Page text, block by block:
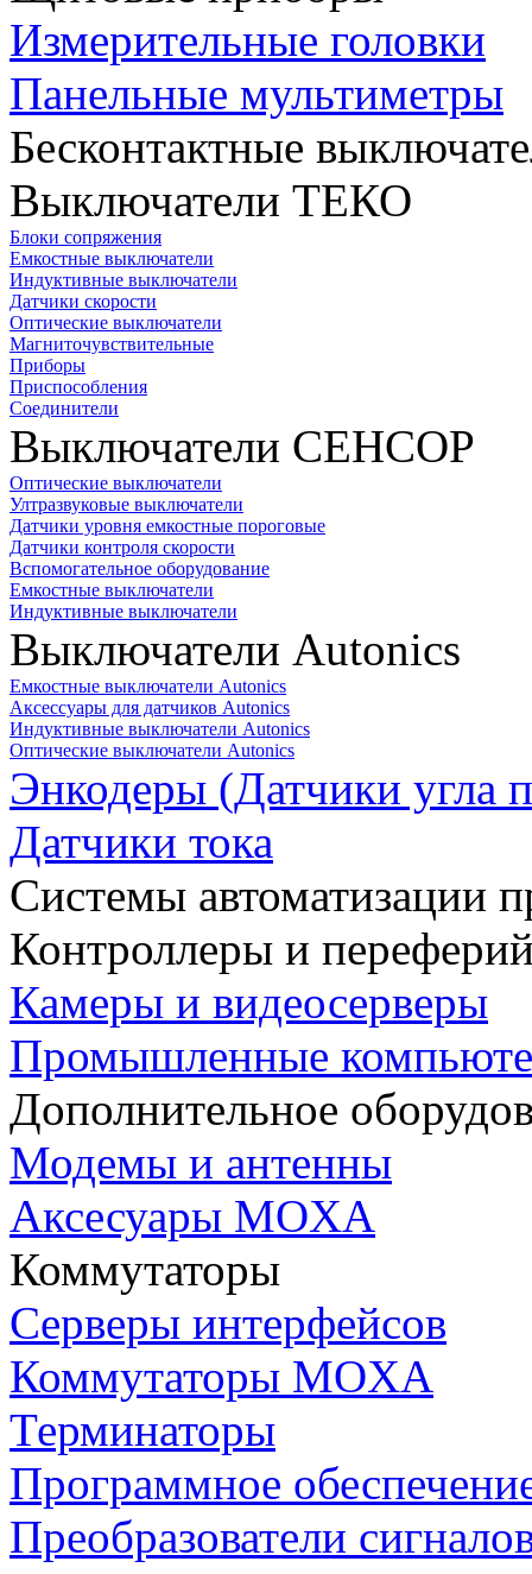
Измерительные головки
Панельные мультиметры
Бесконтактные
Выключатели ТЕКО
Блоки сопряжения
Емкостные выключатели
Индуктивные выключатели
Датчики скорости
Оптические выключатели
Магниточувствительные
Приборы
Приспособления
Соединители
Выключатели СЕНСОР
Оптические выключатели
Ултразвуковые выключатели
Датчики уровня емкостные пороговые
Датчики контроля скорости
Вспомогательное оборудование
Емкостные выключатели
Индуктивные выключатели
Выключатели Autonics
Емкостные выключатели Autonics
Аксессуары для датчиков Autonics
Индуктивные выключатели Autonics
Оптические выключатели Autonics
Энкодеры (Датчики угла
Датчики тока
Системы автоматизации
Контроллеры и
Камеры и видеосерверы
Промышленные
Дополнительное
Модемы и антенны
Аксесуары MOXA
Коммутаторы
Серверы интерфейсов
Коммутаторы MOXA
Терминаторы
Программное
Преобразователи